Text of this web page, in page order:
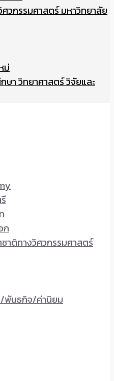
วกรรมศาสตร์ มหาวิทยาลัย
ม่
ษา วิทยาศาสตร์ วิจัยและ
ก
าติทางวิศวกรรมศาสตร์
พันธกิจ/ค่านิยม